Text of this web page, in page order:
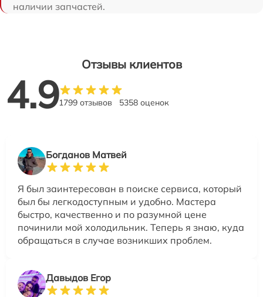
наличии запчастей.
Отзывы клиентов
4.91799 отзывов 5358 оценок
Богданов Матвей
Я был заинтересован в поиске сервиса, который
был бы легкодоступным и удобно. Мастера
быстро, качественно и по разумной цене
починили мой холодильник. Теперь я знаю, куда
обращаться в случае возникших проблем.
Давыдов Егор